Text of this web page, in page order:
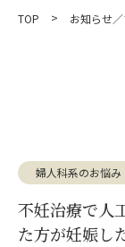
TOP > お知らせ
婦人科系のお悩み
不妊治療で人
た方が妊娠し